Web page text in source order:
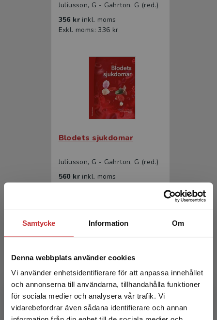
Samtycke Information Om
Denna webbplats använder cookies
Vi använder enhetsidentifierare för att anpassa innehållet
och annonserna till användarna, tillhandahålla funktioner
för sociala medier och analysera vår trafik. Vi
vidarebefordrar även sådana identifierare och annan
Begränsad fraktregion
Juliusson, G - Gahrton, G (red.)
356 kr inkl. moms
Exkl. moms: 336 kr
Blodets sjukdomar
Juliusson, G - Gahrton, G (red.)
560 kr inkl. moms
Cancersjukdomar